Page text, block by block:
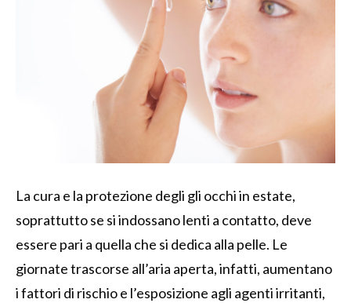
La cura e la protezione degli gli occhi in estate,
soprattutto se si indossano lenti a contatto, deve
essere pari a quella che si dedica alla pelle. Le
giornate trascorse all’aria aperta, infatti, aumentano
i fattori di rischio e l’esposizione agli agenti irritanti,